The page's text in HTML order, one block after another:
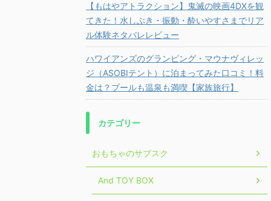
【もはやアトラクション】鬼滅の映画4DXを観
てきた！水しぶき・振動・酔いやすさまでリア
ル体験ネタバレレビュー
ハワイアンズのグランピング・マウナヴィレッ
ジ（ASOBIテント）に泊まってみた口コミ！料
金は？プールも温泉も満喫【家族旅行】
カテゴリー
おもちゃのサブスク
And TOY BOX